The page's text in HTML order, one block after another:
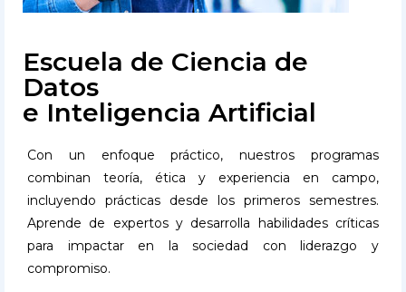
Escuela de Ciencia de
Datos
e Inteligencia Artificial
Con un enfoque práctico, nuestros programas
combinan teoría, ética y experiencia en campo,
incluyendo prácticas desde los primeros semestres.
Aprende de expertos y desarrolla habilidades críticas
para impactar en la sociedad con liderazgo y
compromiso.